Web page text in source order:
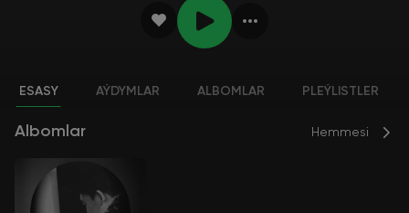
ESASY AÝDYMLAR ALBOMLAR PLEÝLISTLER
Albomlar Hemmesi